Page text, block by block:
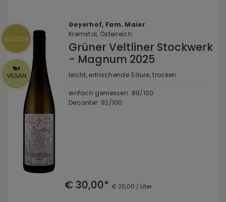
Geyerhof, Fam. Maier
Kremstal, Österreich
Grüner Veltliner Stockwerk
- Magnum 2025
leicht, erfrischende Säure, trocken
einfach geniessen: 89/100
Decanter: 92/100
€ 30,00* € 20,00 / Liter